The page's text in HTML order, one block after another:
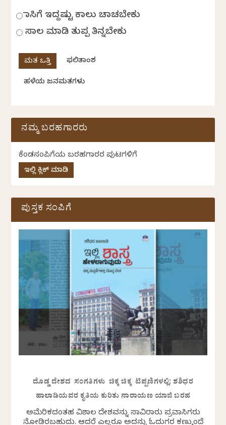
ಹಾಸಿಗೆ ಇದ್ದಷ್ಟು ಕಾಲು ಚಾಚಬೇಕು
ಸಾಲ ಮಾಡಿ ತುಪ್ಪ ತಿನ್ನಬೇಕು
ಫಲಿತಾಂಶ
ಹಳೆಯ ಜನಮತಗಳು
ನಮ್ಮ ಬರಹಗಾರರು
ಕೆಂಡಸಂಪಿಗೆಯ ಬರಹಗಾರರ ಪುಟಗಳಿಗೆ
ಇಲ್ಲಿ ಕ್ಲಿಕ್ ಮಾಡಿ
ಪುಸ್ತಕ ಸಂಪಿಗೆ
ದೊಡ್ಡ ದೇಶದ ಸಂಗತಿಗಳು ಚಿಕ್ಕ ಚಿಕ್ಕ ಟಿಪ್ಪಣಿಗಳಲ್ಲಿ: ಶಶಿಧರ
ಹಾಲಾಡಿಯವರ ಕೃತಿಯ ಕುರಿತು ನಾರಾಯಣ ಯಾಜಿ ಬರಹ
ಅಮೆರಿಕದಂತಹ ವಿಶಾಲ ದೇಶವನ್ನು ಸಾವಿರಾರು ಪ್ರವಾಸಿಗರು
ನೋಡಿರಬಹುದು. ಆದರೆ ಎಲ್ಲರೂ ಅದನ್ನು ಓದುಗರ ಕಣ್ಮುಂದೆ